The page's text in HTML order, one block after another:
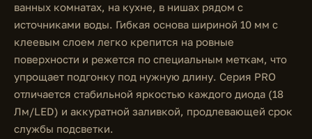
ванных комнатах, на кухне, в нишах рядом с
источниками воды. Гибкая основа шириной 10 мм с
клеевым слоем легко крепится на ровные
поверхности и режется по специальным меткам, что
упрощает подгонку под нужную длину. Серия PRO
отличается стабильной яркостью каждого диода (18
Лм/LED) и аккуратной заливкой, продлевающей срок
службы подсветки.